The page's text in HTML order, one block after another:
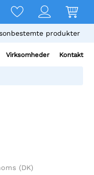
produkter
Virksomheder Kontakt
(DK)